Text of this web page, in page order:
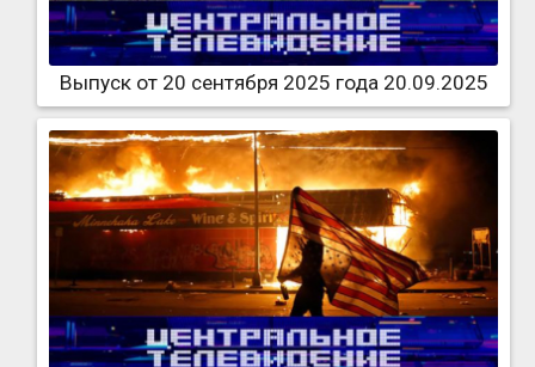
Выпуск от 20 сентября 2025 года 20.09.2025